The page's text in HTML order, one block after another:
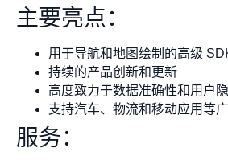
主要亮点：
用于导航和地图绘制的高级
持续的产品创新和更新
高度致力于数据准确性和用户
支持汽车、物流和移动应用等
服务：